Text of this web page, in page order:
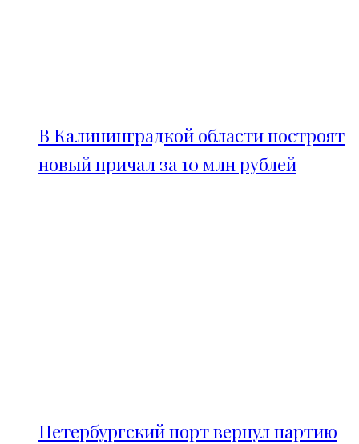
В Калининградкой области построят
новый причал за 10 млн рублей
Петербургский порт вернул партию